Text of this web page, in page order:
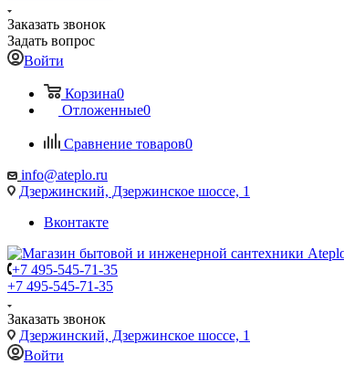
Заказать звонок
Задать вопрос
Войти
Корзина0
Отложенные0
Сравнение товаров0
info@ateplo.ru
Дзержинский, Дзержинское шоссе, 1
Вконтакте
+7 495-545-71-35
+7 495-545-71-35
Заказать звонок
Дзержинский, Дзержинское шоссе, 1
Войти